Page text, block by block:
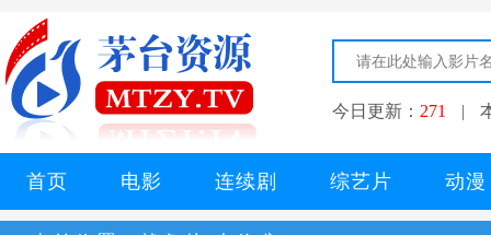
今日更新： 271 |
首页 电影 连续剧 综艺片 动漫